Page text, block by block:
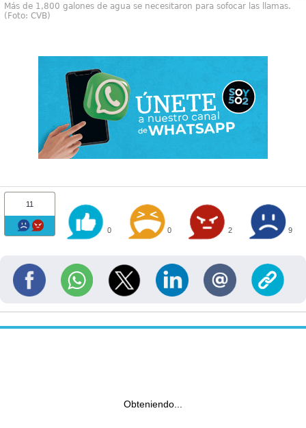
Más de 1,800 galones de agua se necesitaron para sofocar las llamas.
(Foto: CVB)
11
0 0 2 9
Obteniendo...